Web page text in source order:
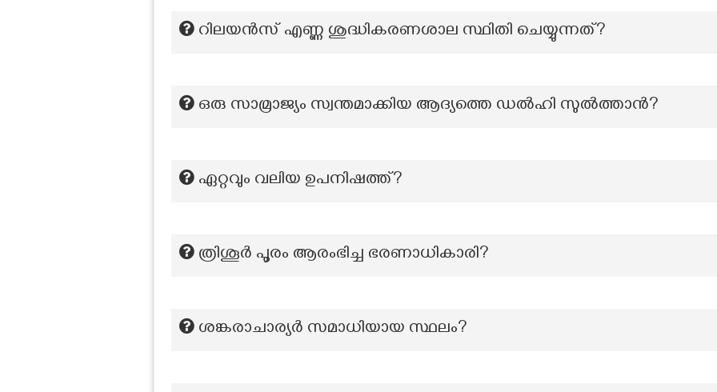
റിലയൻസ് എണ്ണ ശുദ്ധികരണശാല സ്ഥിതി ചെയ്യുന്നത്?
ഒരു സാമ്രാജ്യം സ്വന്തമാക്കിയ ആദ്യത്തെ ഡൽഹി സുൽത്താൻ?
ഏറ്റവും വലിയ ഉപനിഷത്ത്?
ത്രിശൂർ പൂരം ആരംഭിച്ച ഭരണാധികാരി?
ശങ്കരാചാര്യർ സമാധിയായ സ്ഥലം?